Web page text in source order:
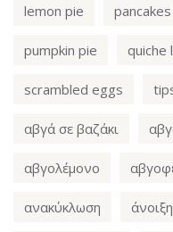
lemon pie pancakes
pumpkin pie quiche
scrambled eggs
αβγά σε βαζάκι
αβγολέμονο
ανακύκλωση άνοιξη